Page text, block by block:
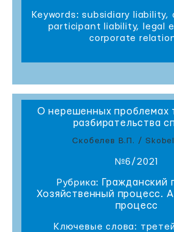
Keywords: subsidiary liability,
participant liability, legal
corporate
О нерешенных проблемах
разбирательства
Скобелев В.П. /
№6/2021
Рубрика: Гражданский
Хозяйственный процесс.
процесс
Ключевые слова: